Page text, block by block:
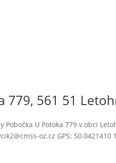
779, 561 51
U Potoka 779 v obci
oz.cz GPS: